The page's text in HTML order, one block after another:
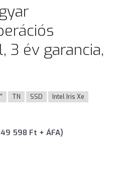
3 év garancia,
TN SSD Intel Iris Xe
598 Ft + ÁFA)